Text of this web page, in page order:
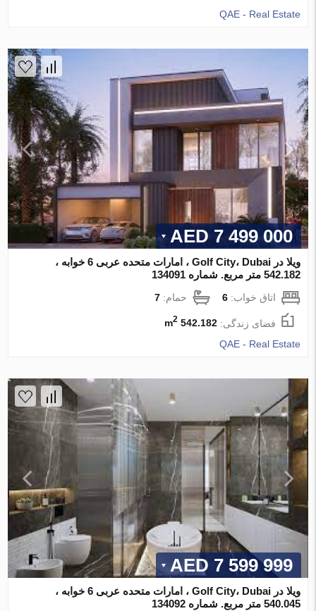
QAE - Real Estate
7 499 000 AED
ویلا در Golf City، Dubai ، امارات متحده عربی 6 خوابه ،
542.182 متر مربع. شماره 134091
اتاق خواب:6 حمام:7
فضای زندگی:542.182 m
2
QAE - Real Estate
7 599 999 AED
ویلا در Golf City، Dubai ، امارات متحده عربی 6 خوابه ،
540.045 متر مربع. شماره 134092